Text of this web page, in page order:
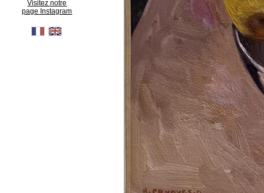
Visitez notre
page Instagram